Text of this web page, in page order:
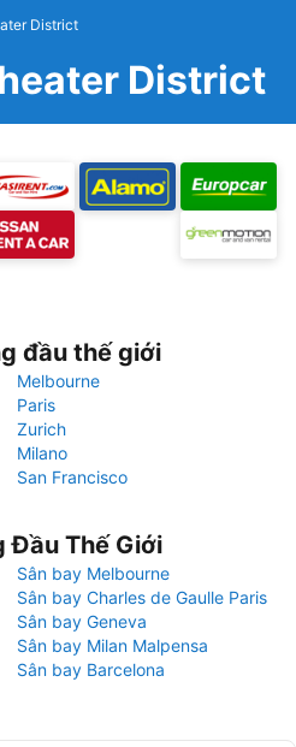
District
District
đầu thế giới
Melbourne
Paris
Zurich
Milano
San Francisco
Đầu Thế Giới
Sân bay Melbourne
Sân bay Charles de Gaulle Paris
Sân bay Geneva
Sân bay Milan Malpensa
Sân bay Barcelona